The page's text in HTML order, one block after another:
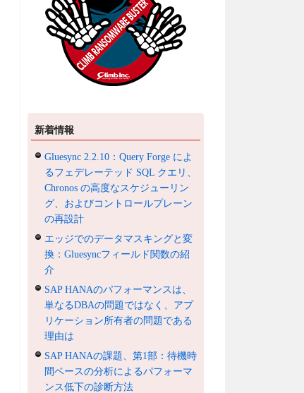
新着情報
Gluesync 2.2.10：Query Forge によ
るフェデレーテッド SQL クエリ、
Chronos の高度なスケジューリン
グ、およびコントロールプレーン
の再設計
エッジでのデータマスキングと変
換：Gluesyncフィールド関数の紹
介
SAP HANAのパフォーマンスは、
単なるDBAの問題ではなく、アプ
リケーション所有者の問題である
理由は
SAP HANAの課題、第1部：待機時
間ベースの分析によるパフォーマ
ンス低下の診断方法